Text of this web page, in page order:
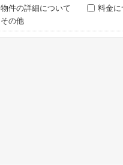
物件の詳細について
料金に
その他